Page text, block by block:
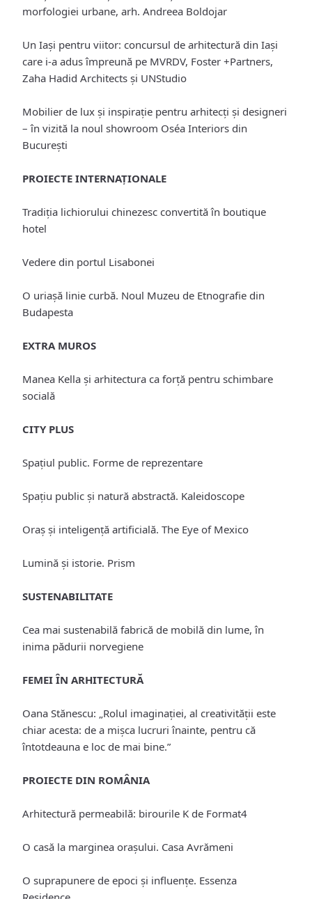
morfologiei urbane, arh. Andreea Boldojar
Un Iași pentru viitor: concursul de arhitectură din Iași
care i-a adus împreună pe MVRDV, Foster +Partners,
Zaha Hadid Architects și UNStudio
Mobilier de lux și inspiraţie pentru arhitecţi și designeri
– în vizită la noul showroom Oséa Interiors din
București
PROIECTE INTERNAȚIONALE
Tradiţia lichiorului chinezesc convertită în boutique
hotel
Vedere din portul Lisabonei
O uriașă linie curbă. Noul Muzeu de Etnografie din
Budapesta
EXTRA MUROS
Manea Kella și arhitectura ca forţă pentru schimbare
socială
CITY PLUS
Spaţiul public. Forme de reprezentare
Spaţiu public şi natură abstractă. Kaleidoscope
Oraş şi inteligenţă artificială. The Eye of Mexico
Lumină şi istorie. Prism
SUSTENABILITATE
Cea mai sustenabilă fabrică de mobilă din lume, în
inima pădurii norvegiene
FEMEI ÎN ARHITECTURĂ
Oana Stănescu: „Rolul imaginaţiei, al creativităţii este
chiar acesta: de a mișca lucruri înainte, pentru că
întotdeauna e loc de mai bine.”
PROIECTE DIN ROMÂNIA
Arhitectură permeabilă: birourile K de Format4
O casă la marginea orașului. Casa Avrămeni
O suprapunere de epoci şi influenţe. Essenza